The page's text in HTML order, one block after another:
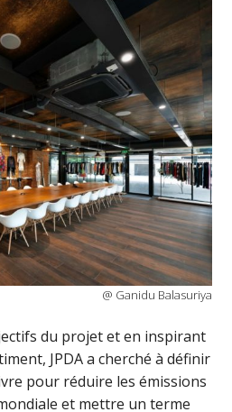
@ Ganidu Balasuriya
du projet et en inspirant
JPDA a cherché à définir
pour réduire les émissions
et mettre un terme